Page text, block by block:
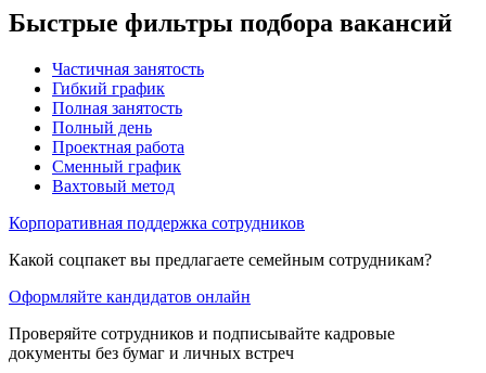
Быстрые фильтры подбора вакансий
Частичная занятость
Гибкий график
Полная занятость
Полный день
Проектная работа
Сменный график
Вахтовый метод
Корпоративная поддержка сотрудников
Какой соцпакет вы предлагаете семейным сотрудникам?
Оформляйте кандидатов онлайн
Проверяйте сотрудников и подписывайте кадровые
документы без бумаг и личных встреч